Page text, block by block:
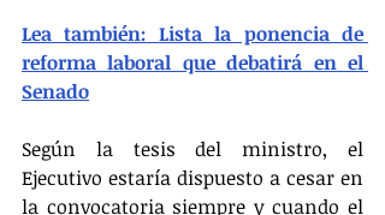
Lea también: Lista la ponencia de
reforma laboral que debatirá en el
Senado
Según la tesis del ministro, el
Ejecutivo estaría dispuesto a cesar en
la convocatoria siempre y cuando el